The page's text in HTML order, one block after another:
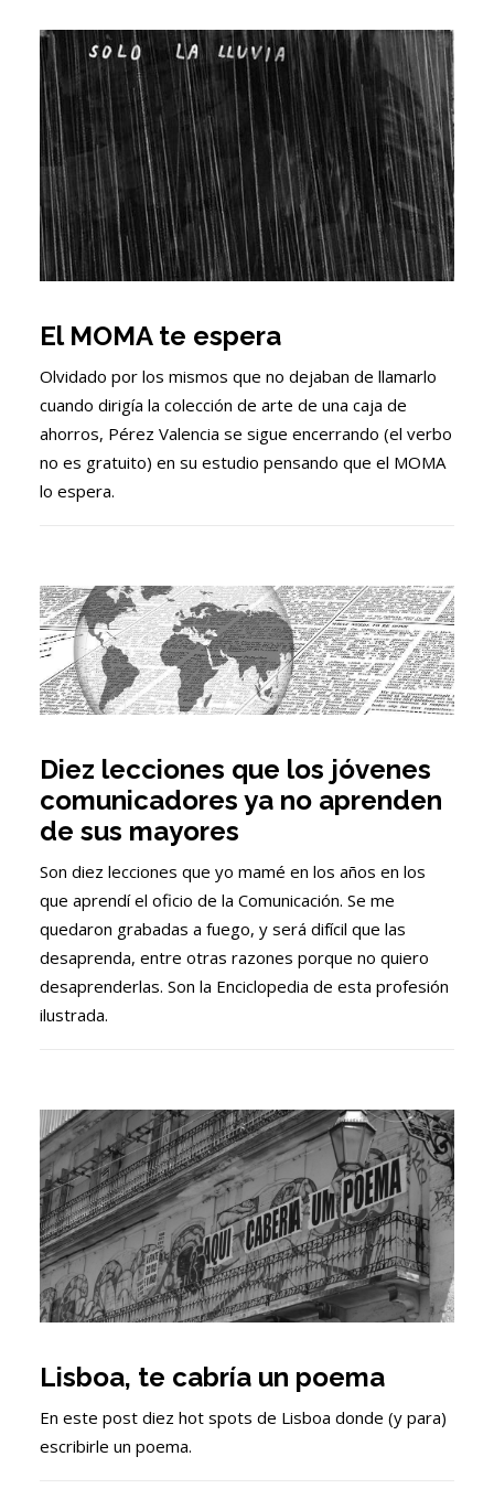
El MOMA te espera
Olvidado por los mismos que no dejaban de llamarlo
cuando dirigía la colección de arte de una caja de
ahorros, Pérez Valencia se sigue encerrando (el verbo
no es gratuito) en su estudio pensando que el MOMA
lo espera.
Diez lecciones que los jóvenes
comunicadores ya no aprenden
de sus mayores
Son diez lecciones que yo mamé en los años en los
que aprendí el oficio de la Comunicación. Se me
quedaron grabadas a fuego, y será difícil que las
desaprenda, entre otras razones porque no quiero
desaprenderlas. Son la Enciclopedia de esta profesión
ilustrada.
Lisboa, te cabría un poema
En este post diez hot spots de Lisboa donde (y para)
escribirle un poema.